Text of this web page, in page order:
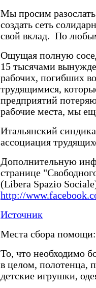
Мы просим
создать сеть
свой вклад. По
Ощущая полную
15 тысячами
рабочих, погибших
трудящимися,
предприятий
рабочие места, мы
Итальянский
ассоциация
Дополнительную
странице
(Libera Spazio
http://
Источник
Места сбора помощи:
То, что необходимо
в целом, полотенца,
детские игрушки,